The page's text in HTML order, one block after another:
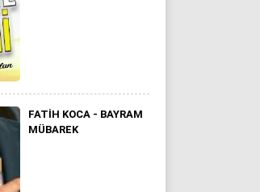
FATIH KOCA - BAYRAM
MÜBAREK